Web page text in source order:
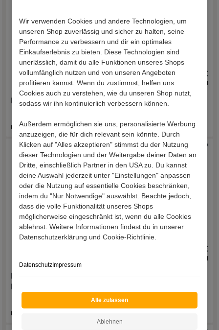
Wir verwenden Cookies und andere Technologien, um
unseren Shop zuverlässig und sicher zu halten, seine
Performance zu verbessern und dir ein optimales
Einkaufserlebnis zu bieten. Diese Technologien sind
unerlässlich, damit du alle Funktionen unseres Shops
vollumfänglich nutzen und von unseren Angeboten
profitieren kannst. Wenn du zustimmst, helfen uns
Cookies auch zu verstehen, wie du unseren Shop nutzt,
sodass wir ihn kontinuierlich verbessern können.
Außerdem ermöglichen sie uns, personalisierte Werbung
anzuzeigen, die für dich relevant sein könnte. Durch
Klicken auf "Alles akzeptieren" stimmst du der Nutzung
dieser Technologien und der Weitergabe deiner Daten an
Dritte, einschließlich Partner in den USA zu. Du kannst
deine Auswahl jederzeit unter "Einstellungen" anpassen
oder die Nutzung auf essentielle Cookies beschränken,
indem du "Nur Notwendige" auswählst. Beachte jedoch,
dass die volle Funktionalität unseres Shops
möglicherweise eingeschränkt ist, wenn du alle Cookies
ablehnst. Weitere Informationen findest du in unserer
Datenschutzerklärung und Cookie-Richtlinie.
DatenschutzImpressum
Alle zulassen
Ablehnen
759,00 €
inkl. Versand
Blumensäule Sona
Lieferzeit 13 - 18 Werktage
759,00 €
Blumensäule Gravura
Lieferzeit 13 - 18 Werktage
Blumenhocker Set
Bluevino (dreiteilig)
Lieferzeit 24 - 31 Werktage
679,00 €
Lieferzeit 16 - 21 Werktage